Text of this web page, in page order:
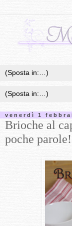
venerdì 1
Brioche al
poche parole!